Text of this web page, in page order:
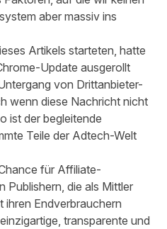
aber massiv ins
Artikels starteten, hatte
Update ausgerollt
von Drittanbieter-
wenn diese Nachricht nicht
ist der begleitende
Teile der Adtech-Welt
für Affiliate-
Publishern, die als Mittler
ihren Endverbrauchern
transparente und